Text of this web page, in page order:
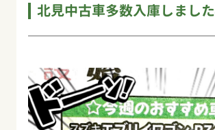
北見中古車多数入庫しまし